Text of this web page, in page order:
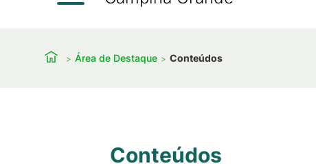
Área de Destaque Conteúdos
Conteúdos